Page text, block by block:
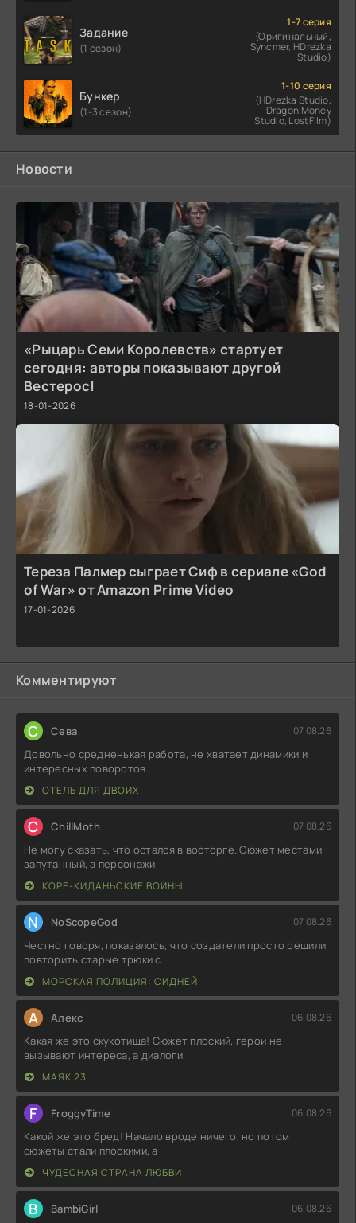
Задание
(1 сезон)
1-7 серия
(Оригинальный,
Syncmer, HDrezka
Studio)
Бункер
(1-3 сезон)
1-10 серия
(HDrezka Studio,
Dragon Money
Studio, LostFilm)
Новости
«Рыцарь Семи Королевств» стартует
сегодня: авторы показывают другой
Вестерос!
18-01-2026
Тереза Палмер сыграет Сиф в сериале «God
of War» от Amazon Prime Video
17-01-2026
Комментируют
С Севa 07.08.26
Довольно средненькая работа, не хватает динамики и
интересных поворотов.
ОТЕЛЬ ДЛЯ ДВОИХ
C ChillMoth 07.08.26
Не могу сказать, что остался в восторге. Сюжет местами
запутанный, а персонажи
КОРЁ-КИДАНЬСКИЕ ВОЙНЫ
N NoScopeGod 07.08.26
Честно говоря, показалось, что создатели просто решили
повторить старые трюки с
МОРСКАЯ ПОЛИЦИЯ: СИДНЕЙ
А Алекс 06.08.26
Какая же это скукотища! Сюжет плоский, герои не
вызывают интереса, а диалоги
МАЯК 23
F FroggyTime 06.08.26
Какой же это бред! Начало вроде ничего, но потом
сюжеты стали плоскими, а
ЧУДЕСНАЯ СТРАНА ЛЮБВИ
B BambiGirl 06.08.26